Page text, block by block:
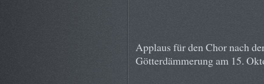
Applaus für den Chor nach
Götterdämmerung am 15.